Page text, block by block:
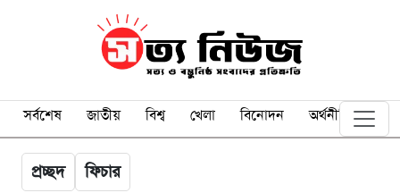
সর্বশেষ জাতীয় বিশ্ব খেলা বিনোদন অর্থনীতি
প্রচ্ছদ ফিচার